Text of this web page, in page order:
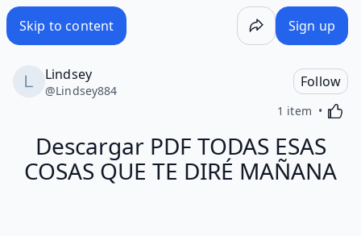
Skip to content Sign up
Lindsey
@Lindsey884
Follow
1 item
Descargar PDF TODAS ESAS
COSAS QUE TE DIRÉ MAÑANA